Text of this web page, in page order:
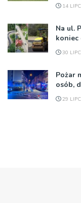
14
Na ul.
koniec
30
Pożar
osób,
29